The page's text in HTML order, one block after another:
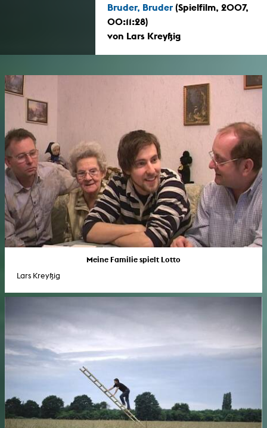
Bruder, Bruder (Spielfilm, 2007,
00:11:28)
von Lars Kreyßig
Meine Familie spielt Lotto
Lars Kreyßig